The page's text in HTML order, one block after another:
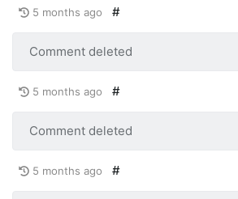
5 months ago #
Comment deleted
5 months ago #
Comment deleted
5 months ago #